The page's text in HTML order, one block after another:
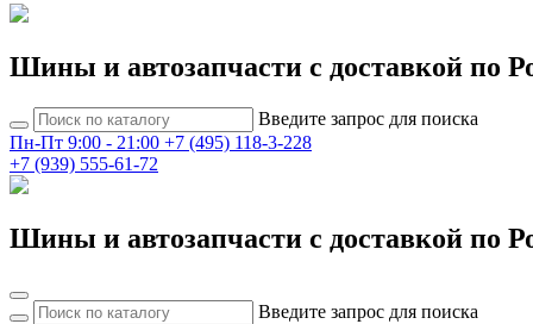
Шины и автозапчасти с доставкой по
Введите запрос для поиска
Пн-Пт 9:00 - 21:00 +7 (495) 118-3-228
+7 (939) 555-61-72
Шины и автозапчасти с доставкой по
Введите запрос для поиска